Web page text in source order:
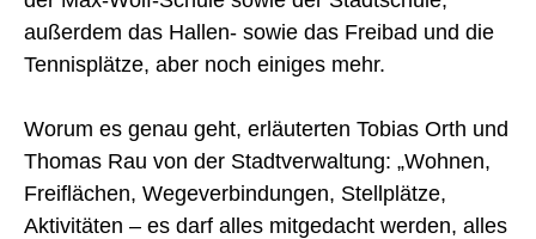
außerdem das Hallen- sowie das Freibad und die
Tennisplätze, aber noch einiges mehr.
Worum es genau geht, erläuterten Tobias Orth und
Thomas Rau von der Stadtverwaltung: „Wohnen,
Freiflächen, Wegeverbindungen, Stellplätze,
Aktivitäten – es darf alles mitgedacht werden, alles